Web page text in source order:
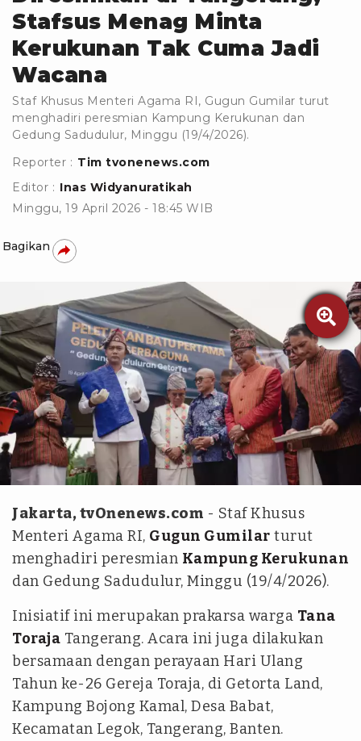
Stafsus Menag Minta
Kerukunan Tak Cuma Jadi
Wacana
Staf Khusus Menteri Agama RI, Gugun Gumilar turut
menghadiri peresmian Kampung Kerukunan dan
Gedung Sadudulur, Minggu (19/4/2026).
Reporter : Tim tvonenews.com
Editor : Inas Widyanuratikah
Minggu, 19 April 2026 - 18:45 WIB
Bagikan

Istimewa
Jakarta, tvOnenews.com - Staf Khusus
Menteri Agama RI, Gugun Gumilar turut
menghadiri peresmian Kampung Kerukunan
dan Gedung Sadudulur, Minggu (19/4/2026).
Inisiatif ini merupakan prakarsa warga Tana
Toraja Tangerang. Acara ini juga dilakukan
bersamaan dengan perayaan Hari Ulang
Tahun ke-26 Gereja Toraja, di Getorta Land,
Kampung Bojong Kamal, Desa Babat,
Kecamatan Legok, Tangerang, Banten.